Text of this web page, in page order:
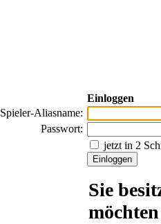
Einloggen
Spieler-Aliasname:
Passwort:
jetzt in 2
Sie